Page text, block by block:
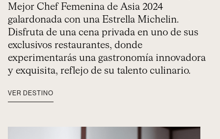
Mejor Chef Femenina de Asia 2024
galardonada con una Estrella Michelin.
Disfruta de una cena privada en uno de sus
exclusivos restaurantes, donde
experimentarás una gastronomía innovadora
y exquisita, reflejo de su talento culinario.
VER DESTINO